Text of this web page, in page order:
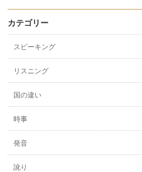
カテゴリー
スピーキング
リスニング
国の違い
時事
発音
訛り